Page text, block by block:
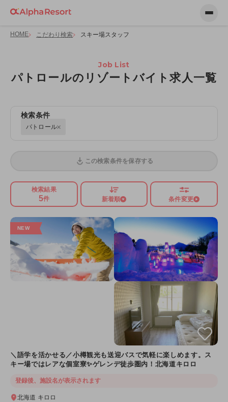
HOME こだわり検索 スキー場スタッフ
Job List
パトロールのリゾートバイト求人一覧
検索条件
パトロール
この検索条件を保存する
検索結果
5件 新着順 条件変更
＼語学を活かせる／小樽観光も送迎バスで気軽に楽しめます。ス
キー場ではレアな個室寮✨ゲレンデ徒歩圏内！北海道キロロ
登録後、施設名が表示されます
北海道 キロロ